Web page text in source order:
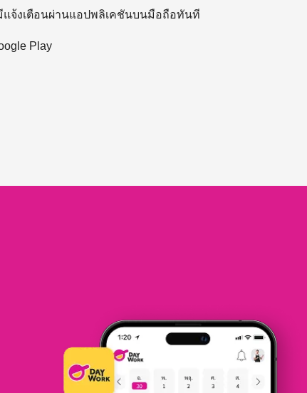
จ้งเตือนผ่านแอปพลิเคชันบนมือถือทันที
Play